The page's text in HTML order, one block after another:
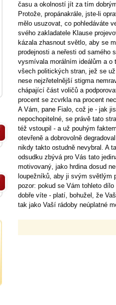
času a okolností jít za tím
Protože, propánakrále, jste-li
mělo usuzovat, co pohledáváte
svého zakladatele Klause
kázala zhasnout světlo, aby se
prodejnosti a neřesti od samého
vysmívala morálním ideálům a o
všech politických stran, jež se
nese nejzřetelnější stigma
chápající část voličů a
procent se zcvrkla na procent
A Vám, pane Fialo, což je - jak
nepochopitelné, se právě tato
též vstoupil - a už pouhým
otevřeně a dobrovolně
nikdy takto ostudně nevybral. A
odsudku zbývá pro Vás tato
motivovaný, jako hrdina dosud
loupežníků, aby ji svým světlým
pozor: pokud se Vám tohleto
dobře víte - platí, bohužel, že
tak jako Vaší rádoby neúplatné